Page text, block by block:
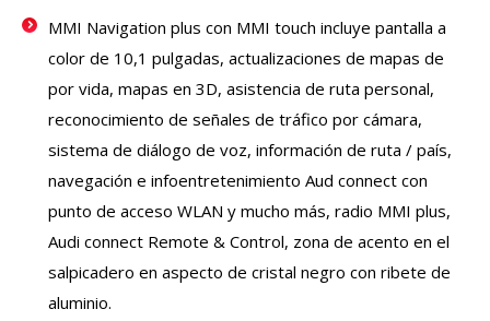
MMI Navigation plus con MMI touch incluye pantalla a
color de 10,1 pulgadas, actualizaciones de mapas de
por vida, mapas en 3D, asistencia de ruta personal,
reconocimiento de señales de tráfico por cámara,
sistema de diálogo de voz, información de ruta / país,
navegación e infoentretenimiento Aud connect con
punto de acceso WLAN y mucho más, radio MMI plus,
Audi connect Remote & Control, zona de acento en el
salpicadero en aspecto de cristal negro con ribete de
aluminio.